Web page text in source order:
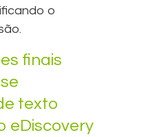
o
finais
texto
eDiscovery